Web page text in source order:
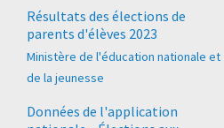
Résultats des élections de
parents d'élèves 2023
Ministère de l'éducation nationale et
de la jeunesse
Données de l'application